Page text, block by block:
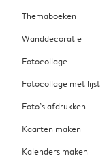
Themaboeken
Wanddecoratie
Fotocollage
Fotocollage met lijst
Foto’s afdrukken
Kaarten maken
Kalenders maken